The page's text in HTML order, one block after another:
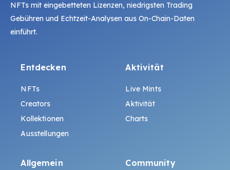
NFTs mit eingebetteten Lizenzen, niedrigsten Trading
Gebühren und Echtzeit-Analysen aus On-Chain-Daten
einführt.
Entdecken
NFTs
Creators
Kollektionen
Ausstellungen
Aktivität
Live Mints
Aktivität
Charts
Allgemein Community